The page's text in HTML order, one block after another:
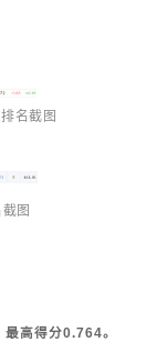
名截图
图
高得分0.764。